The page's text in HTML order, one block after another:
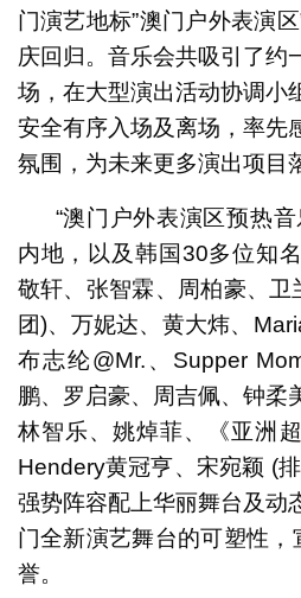
门演艺地标”澳门户外表演
庆回归。音乐会共吸引了约
场，在大型演出活动协调小
安全有序入场及离场，率先
氛围，为未来更多演出项目
“澳门户外表演区预热音
内地，以及韩国30多位知
敬轩、张智霖、周柏豪、
团)、万妮达、黄大炜、
布志纶@Mr.、Supper
鹏、罗启豪、周吉佩、钟柔
林智乐、姚焯菲、《亚洲
Hendery黄冠亨、宋宛颖 (
强势阵容配上华丽舞台及动
门全新演艺舞台的可塑性，
誉。